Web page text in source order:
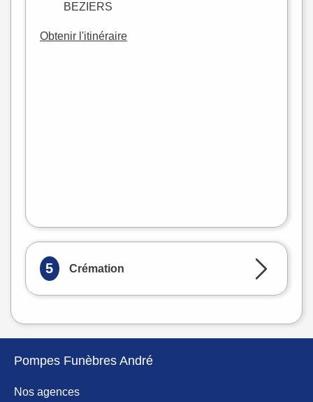
BEZIERS
Obtenir l'itinéraire
5 Crémation
Pompes Funèbres André
Nos agences